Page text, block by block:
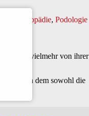
Logopädie, Podologie
sondern vielmehr von ihrer
von dem sowohl die